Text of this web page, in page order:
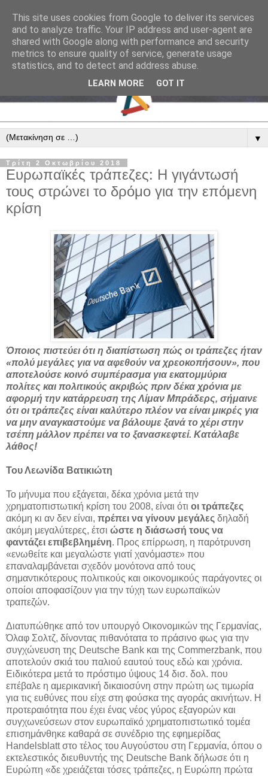
▼
Τρίτη 2 Οκτωβρίου 2018
Ευρωπαϊκές τράπεζες: Η γιγάντωσή
τους στρώνει το δρόμο για την επόμενη
κρίση
Όποιος πιστεύει ότι η διαπίστωση πώς οι τράπεζες ήταν
«πολύ μεγάλες για να αφεθούν να χρεοκοπήσουν», που
αποτελούσε κοινό συμπέρασμα για εκατομμύρια
πολίτες και πολιτικούς ακριβώς πριν δέκα χρόνια με
αφορμή την κατάρρευση της Λίμαν Μπράδερς, σήμαινε
ότι οι τράπεζες είναι καλύτερο πλέον να είναι μικρές για
να μην αναγκαστούμε να βάλουμε ξανά το χέρι στην
τσέπη μάλλον πρέπει να το ξανασκεφτεί. Κατάλαβε
λάθος!
Του Λεωνίδα Βατικιώτη
Το μήνυμα που εξάγεται, δέκα χρόνια μετά την
χρηματοπιστωτική κρίση του 2008, είναι ότι οι τράπεζες
ακόμη κι αν δεν είναι, πρέπει να γίνουν μεγάλες δηλαδή
ακόμη μεγαλύτερες, έτσι ώστε η διάσωσή τους να
φαντάζει επιβεβλημένη. Προς επίρρωση, η παρότρυνση
«ενωθείτε και μεγαλώστε γιατί χανόμαστε» που
επαναλαμβάνεται σχεδόν μονότονα από τους
σημαντικότερους πολιτικούς και οικονομικούς παράγοντες οι
οποίοι αποφασίζουν για την τύχη των ευρωπαϊκών
τραπεζών.
Διατυπώθηκε από τον υπουργό Οικονομικών της Γερμανίας,
Όλαφ Σολτζ, δίνοντας πιθανότατα το πράσινο φως για την
συγχώνευση της Deutsche Bank και της Commerzbank, που
αποτελούν σκιά του παλιού εαυτού τους εδώ και χρόνια.
Ειδικότερα μετά το πρόστιμο ύψους 14 δισ. δολ. που
επέβαλε η αμερικανική δικαιοσύνη στην πρώτη ως τιμωρία
για τις ευθύνες που είχε στη φούσκα της αγοράς ακινήτων. Η
προτεραιότητα που έχει ένας νέος γύρος εξαγορών και
συγχωνεύσεων στον ευρωπαϊκό χρηματοπιστωτικό τομέα
επισημάνθηκε καθαρά σε συνέδριο της εφημερίδας
Handelsblatt στο τέλος του Αυγούστου στη Γερμανία, όπου ο
εκτελεστικός διευθυντής της Deutsche Bank δήλωσε ότι η
Ευρώπη «δε χρειάζεται τόσες τράπεζες, η Ευρώπη πρώτα
This site uses cookies from Google to deliver its services
and to analyze traffic. Your IP address and user-agent are
shared with Google along with performance and security
metrics to ensure quality of service, generate usage
statistics, and to detect and address abuse.
LEARN MORE GOT IT